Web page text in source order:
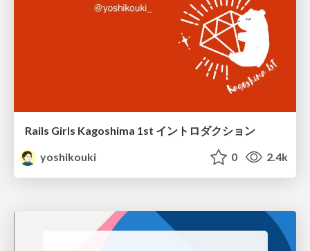
Rails Girls Kagoshima 1st イントロダクション
yoshikouki
0 2.4k